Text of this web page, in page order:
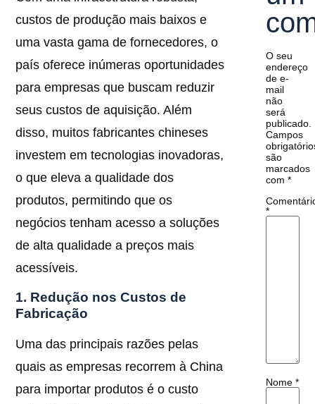
custos de produção mais baixos e
uma vasta gama de fornecedores, o
país oferece inúmeras oportunidades
para empresas que buscam reduzir
seus custos de aquisição. Além
disso, muitos fabricantes chineses
investem em tecnologias inovadoras,
o que eleva a qualidade dos
produtos, permitindo que os
negócios tenham acesso a soluções
de alta qualidade a preços mais
acessíveis.
1. Redução nos Custos de
Fabricação
Uma das principais razões pelas
quais as empresas recorrem à China
para importar produtos é o custo
O seu
endereço
de e-
mail
não
será
publicado.
Campos
são
marcados
com*
*
Nome*